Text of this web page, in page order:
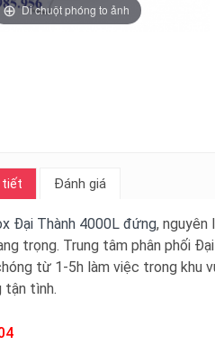
Di chuột phóng to ảnh
tiết Đánh giá
Đại Thành 4000L đứng, nguyên
trọng. Trung tâm phân phối
từ 1-5h làm việc trong
tận tình.